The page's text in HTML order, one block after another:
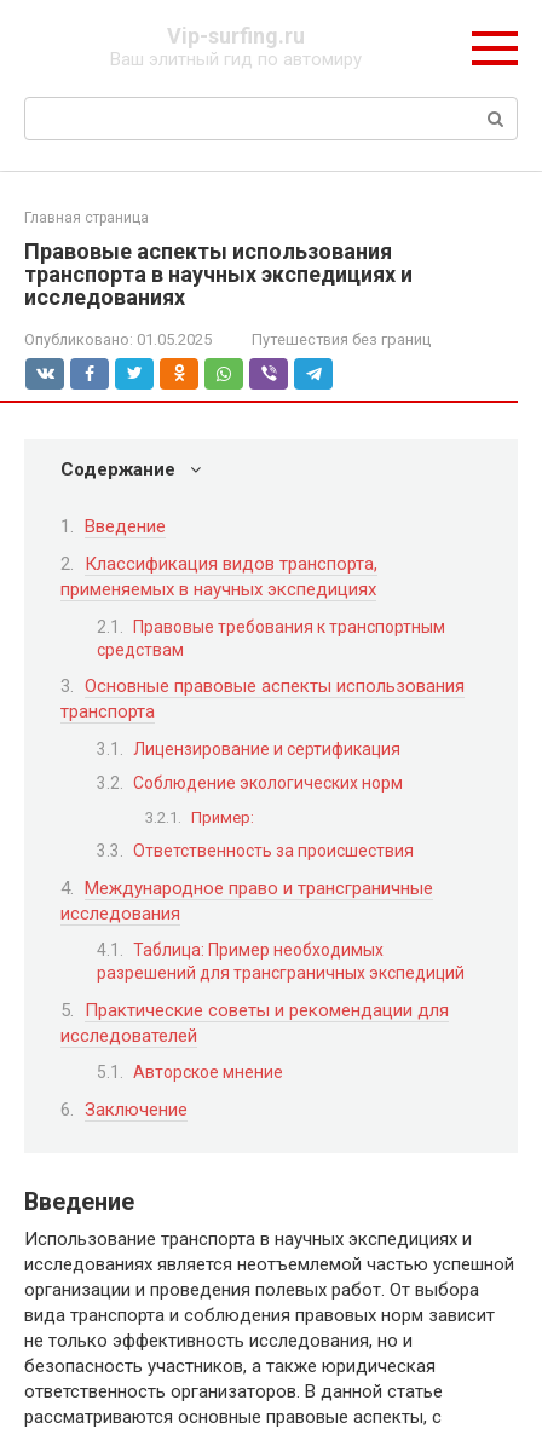
Vip-surfing.ru
Ваш элитный гид по автомиру
Поиск:
Главная страница
Правовые аспекты использования
транспорта в научных экспедициях и
исследованиях
Опубликовано: 01.05.2025 Путешествия без границ
Содержание
Введение
Классификация видов транспорта,
применяемых в научных экспедициях
Правовые требования к транспортным
средствам
Основные правовые аспекты использования
транспорта
Лицензирование и сертификация
Соблюдение экологических норм
Пример:
Ответственность за происшествия
Международное право и трансграничные
исследования
Таблица: Пример необходимых
разрешений для трансграничных экспедиций
Практические советы и рекомендации для
исследователей
Авторское мнение
Заключение
Введение
Использование транспорта в научных экспедициях и
исследованиях является неотъемлемой частью успешной
организации и проведения полевых работ. От выбора
вида транспорта и соблюдения правовых норм зависит
не только эффективность исследования, но и
безопасность участников, а также юридическая
ответственность организаторов. В данной статье
рассматриваются основные правовые аспекты, с